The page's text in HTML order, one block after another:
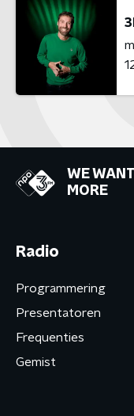
WE WANT
MORE
Radio
Programmering
Presentatoren
Frequenties
Gemist